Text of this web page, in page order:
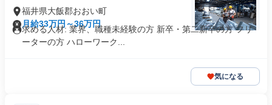
福井県大飯郡おおい町
月給33万円～36万円
求める人材: 業界、職種未経験の方 新卒・第二新卒の方 フリ
ーターの方 ハローワーク...
気になる